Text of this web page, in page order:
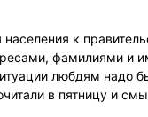
к
фамилиями и
любдям надо
в пятницу и